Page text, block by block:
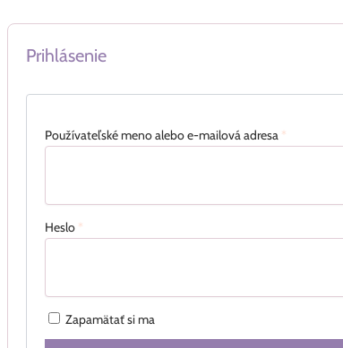
Prihlásenie
Používateľské meno alebo e-mailová adresa *
Heslo *
Zapamätať si ma